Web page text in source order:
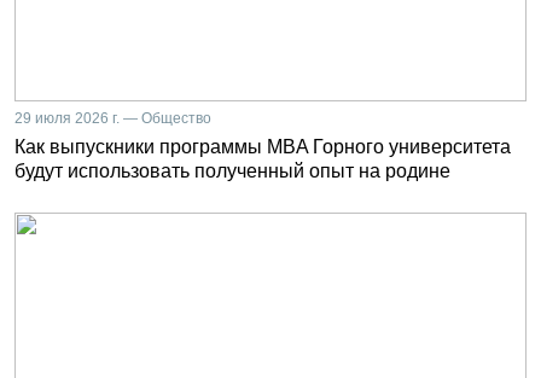
29 июля 2026 г. — Общество
Как выпускники программы MBA Горного университета
будут использовать полученный опыт на родине